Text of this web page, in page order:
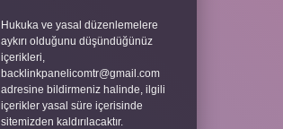
Hukuka ve yasal düzenlemelere
aykırı olduğunu düşündüğünüz
içerikleri,
backlinkpanelicomtr@gmail.com
adresine bildirmeniz halinde, ilgili
içerikler yasal süre içerisinde
sitemizden kaldırılacaktır.